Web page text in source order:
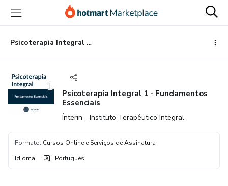
para
conteúdo
principal
para
pagamento
para
rodapé
Psicoterapia Integral 1 - Fundamentos Essenciais
Psicoterapia Integral 1 - Fundamentos
Essenciais
Ínterin - Instituto Terapêutico Integral
Formato: Cursos Online e Serviços de Assinatura
Idioma: Português